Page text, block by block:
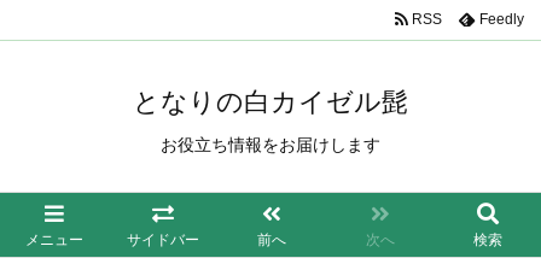
となりの白カイゼル髭
お役立ち情報をお届けします
メニュー サイドバー 前へ 次へ 検索
RSS Feedly